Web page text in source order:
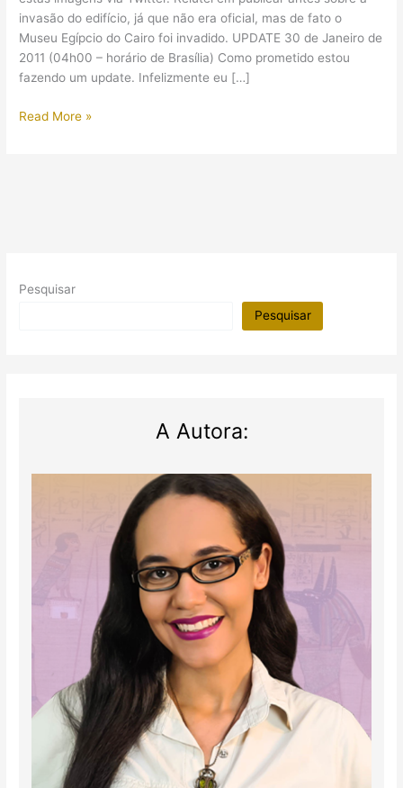
invasão do edifício, já que não era oficial, mas de fato o
Museu Egípcio do Cairo foi invadido. UPDATE 30 de Janeiro de
2011 (04h00 – horário de Brasília) Como prometido estou
fazendo um update. Infelizmente eu […]
Museu
Read More »
Pesquisar
Pesquisar
A Autora: